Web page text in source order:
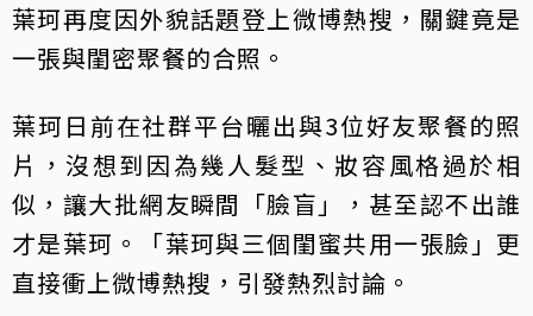
葉珂再度因外貌話題登上微博熱搜，關鍵竟是
一張與閨密聚餐的合照。
葉珂日前在社群平台曬出與3位好友聚餐的照
片，沒想到因為幾人髮型、妝容風格過於相
似，讓大批網友瞬間「臉盲」，甚至認不出誰
才是葉珂。「葉珂與三個閨蜜共用一張臉」更
直接衝上微博熱搜，引發熱烈討論。